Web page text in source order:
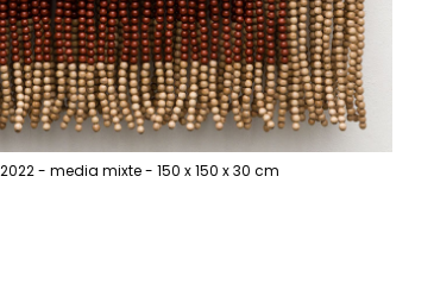
- media mixte - 150 x 150 x 30 cm